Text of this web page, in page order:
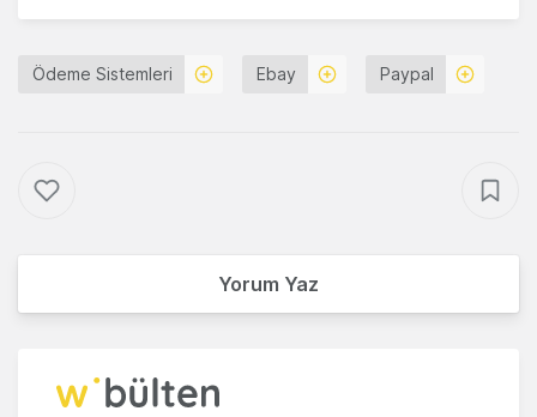
Ödeme Sistemleri Ebay Paypal
Yorum Yaz